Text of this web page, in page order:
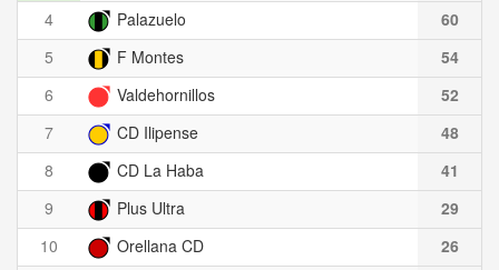
4
Palazuelo
60
5
F Montes
54
6
Valdehornillos
52
7
CD Ilipense
48
8
CD La Haba
41
9
Plus Ultra
29
10
Orellana CD
26